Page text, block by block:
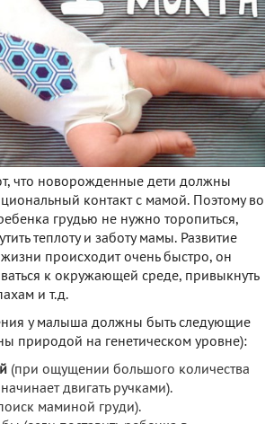
что новорожденные дети должны
контакт с мамой. Поэтому во
грудью не нужно торопиться,
теплоту и заботу мамы. Развитие
происходит очень быстро, он
к окружающей среде, привыкнуть
и т.д.
у малыша должны быть следующие
природой на генетическом уровне):
(при ощущении большого количества
двигать ручками).
маминой груди).